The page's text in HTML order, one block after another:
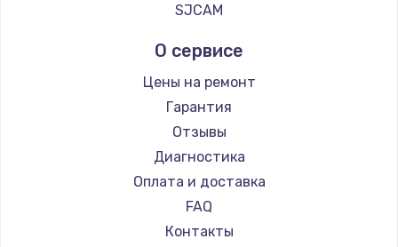
SJCAM
О сервисе
Цены на ремонт
Гарантия
Отзывы
Диагностика
Оплата и доставка
FAQ
Контакты